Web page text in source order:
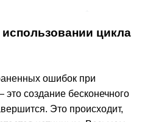
цикла
ошибок при
создание бесконечного
Это происходит,